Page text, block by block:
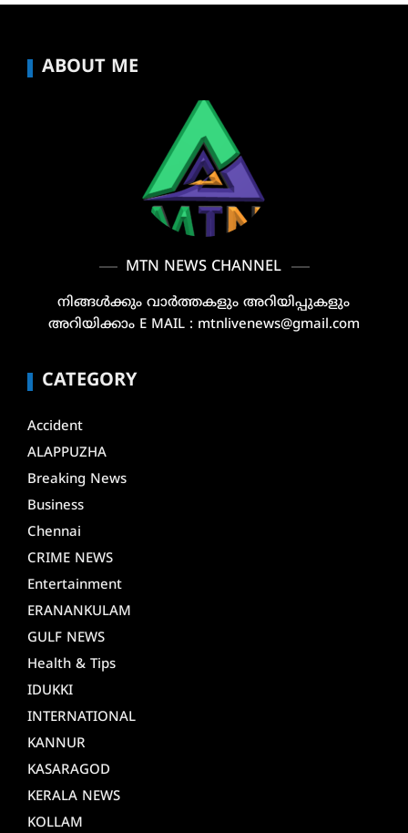
ABOUT ME
MTN NEWS CHANNEL
നിങ്ങൾക്കും വാർത്തകളും അറിയിപ്പുകളും
അറിയിക്കാം E MAIL : mtnlivenews@gmail.com
CATEGORY
Accident
ALAPPUZHA
Breaking News
Business
Chennai
CRIME NEWS
Entertainment
ERANANKULAM
GULF NEWS
Health & Tips
IDUKKI
INTERNATIONAL
KANNUR
KASARAGOD
KERALA NEWS
KOLLAM